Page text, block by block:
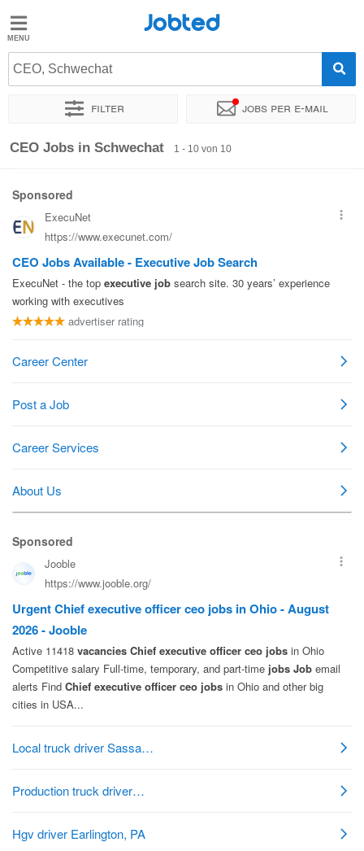
Jobted
Jobs
Jobted
CEO, Schwechat
Filter Jobs per e-mail
Sortieren nach Genauer Standort Unternehmen
CEO Jobs in Schwechat 1 - 10 von 10